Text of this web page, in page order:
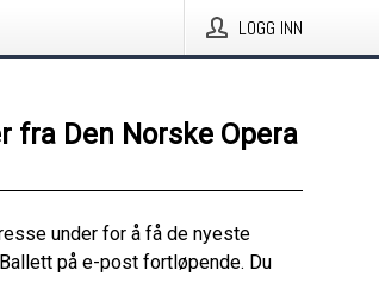
LOGG INN
fra Den Norske Opera
under for å få de nyeste
på e-post fortløpende. Du